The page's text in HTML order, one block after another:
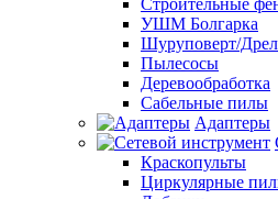
Строительные
УШМ Болгарка
Шуруповерт/
Пылесосы
Деревообработка
Сабельные пилы
Адаптеры
Краскопульты
Циркулярные